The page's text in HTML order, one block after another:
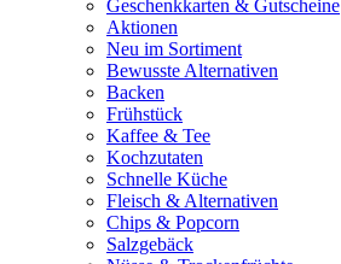
Geschenkkarten & Gutscheine
Aktionen
Neu im Sortiment
Bewusste Alternativen
Backen
Frühstück
Kaffee & Tee
Kochzutaten
Schnelle Küche
Fleisch & Alternativen
Chips & Popcorn
Salzgebäck